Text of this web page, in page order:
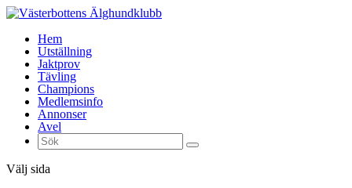
Hem
Utställning
Jaktprov
Tävling
Champions
Medlemsinfo
Annonser
Avel
Välj sida